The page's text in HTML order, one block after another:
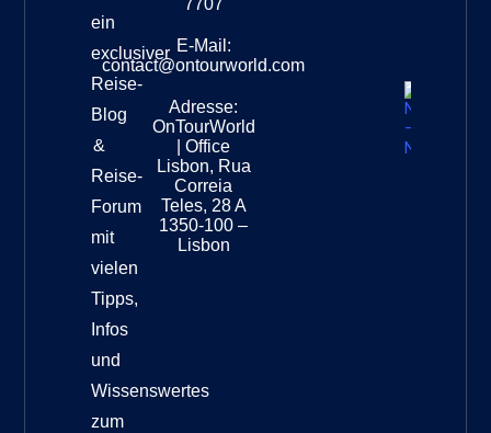
ein
exclusiver
Reise-
Blog
&
Reise-
Forum
mit
vielen
Tipps,
Infos
und
Wissenswertes
zum
E-Mail:
contact@ontourworld.com
Adresse:
OnTourWorld
| Office
Lisbon, Rua
Correia
Teles, 28 A
1350-100 –
Lisbon